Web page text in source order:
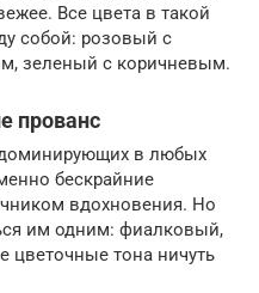
Все цвета в такой
собой: розовый с
зеленый с коричневым.
прованс
в любых
бескрайние
вдохновения. Но
им одним: фиалковый,
цветочные тона ничуть